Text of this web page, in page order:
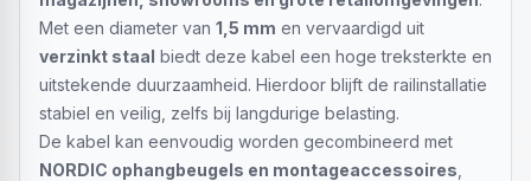
Met een diameter van 1,5 mm en vervaardigd uit
verzinkt staal biedt deze kabel een hoge treksterkte en
uitstekende duurzaamheid. Hierdoor blijft de railinstallatie
stabiel en veilig, zelfs bij langdurige belasting.
De kabel kan eenvoudig worden gecombineerd met
NORDIC ophangbeugels en montageaccessoires